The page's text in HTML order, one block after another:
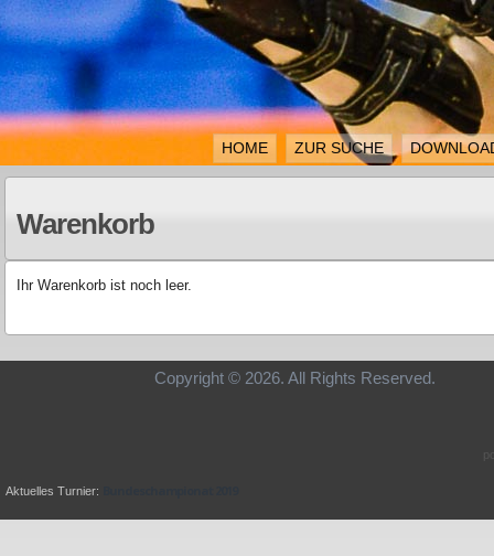
HOME ZUR SUCHE
Warenkorb
Ihr Warenkorb ist noch leer.
Copyright © 2026. All Rights
Aktuelles Turnier: